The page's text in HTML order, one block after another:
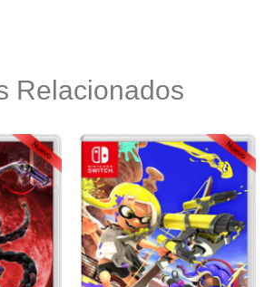
Relacionados